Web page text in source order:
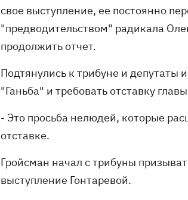
свое выступление, ее постоянно
"предводительством" радикала
продолжить отчет.
Подтянулись к трибуне и
"Ганьба" и требовать отставку
- Это просьба нелюдей, которые
отставке.
Гройсман начал с трибуны
выступление Гонтаревой.